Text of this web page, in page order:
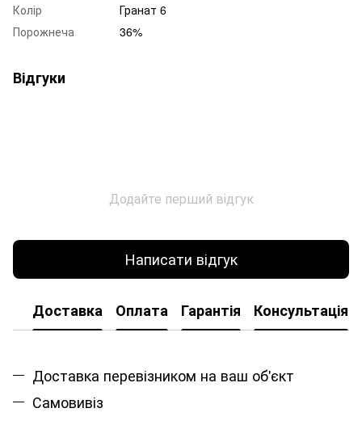
Колір
Гранат 6
Порожнеча
36%
Відгуки
Додайте перший відгук
Написати відгук
Доставка Оплата Гарантія Консультація
Доставка перевізником на ваш об'єкт
Самовивіз